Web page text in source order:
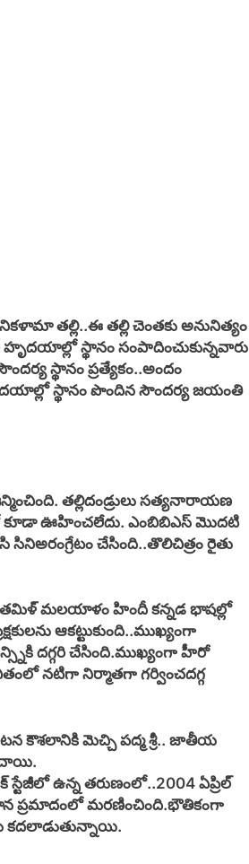
తల్లి..ఈ తల్లి చెంతకు అనునిత్యం
హృదయాల్లో స్థానం సంపాదించుకున్నవారు
స్థానం ప్రత్యేకం..అందం
స్థానం పొందిన సౌందర్య జయంతి
తల్లిదండ్రులు సత్యనారాయణ
కూడా ఊహించలేదు. ఎంబిబిఎస్ మొదటి
చేసింది..తొలిచిత్రం రైతు
తమిళ్ మలయాళం హిందీ కన్నడ భాషల్లో
ఆకట్టుకుంది..ముఖ్యంగా
దగ్గరి చేసింది.ముఖ్యంగా హీరో
నటిగా నిర్మాతగా గర్వించదగ్గ
కౌశలానికి మెచ్చి పద్మ శ్రీ.. జాతీయ
స్టేజీలో ఉన్న తరుణంలో..2004 ఏప్రిల్
ప్రమాదంలో మరణించింది.భౌతికంగా
కదలాడుతున్నాయి.